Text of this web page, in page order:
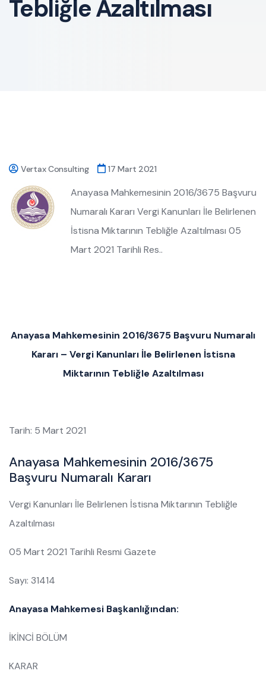
Tebliğle Azaltılması
Vertax Consulting 17 Mart 2021
Anayasa Mahkemesinin 2016/3675 Başvuru
Numaralı Kararı Vergi Kanunları İle Belirlenen
İstisna Miktarının Tebliğle Azaltılması 05
Mart 2021 Tarihli Res..
Anayasa Mahkemesinin 2016/3675 Başvuru Numaralı
Kararı – Vergi Kanunları İle Belirlenen İstisna
Miktarının Tebliğle Azaltılması
Tarih: 5 Mart 2021
Anayasa Mahkemesinin 2016/3675
Başvuru Numaralı Kararı
Vergi Kanunları İle Belirlenen İstisna Miktarının Tebliğle
Azaltılması
05 Mart 2021 Tarihli Resmi Gazete
Sayı: 31414
Anayasa Mahkemesi Başkanlığından:
İKİNCİ BÖLÜM
KARAR